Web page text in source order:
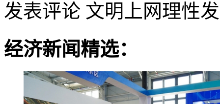
发表评论 文明上网理性
经济新闻精选：